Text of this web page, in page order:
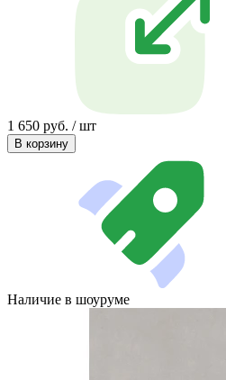
1 650 руб. / шт
В корзину
Наличие в шоуруме